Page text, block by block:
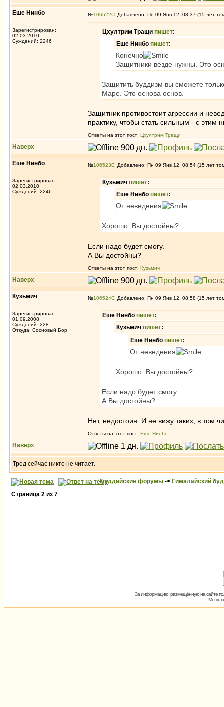
Еше Нинбо
Зарегистрирован:
02.03.2010
Суждений: 2246
№106522 Добавлено: Пн 09 Янв 12, 08:37 (15 лет
Цхултрим Тращи пишет:
Еше Нинбо пишет:
Конечно
Защитники везде нужны. Это
Защитить буддизм вы сможете
Маре. Это основа основ.
Защитник противостоит агрессии и
практику, чтобы стать сильным - с этим
Ответы на этот пост: Цхултрим Тращи
Наверх
Еше Нинбо
Зарегистрирован:
02.03.2010
Суждений: 2246
№106523 Добавлено: Пн 09 Янв 12, 08:54 (15 лет
Кузьмич пишет:
Еше Нинбо пишет:
От неведения
Хорошо. Вы достойны?
Если надо будет смогу.
А Вы достойны?
Ответы на этот пост: Кузьмич
Наверх
Кузьмич
Зарегистрирован:
01.09.2008
Суждений: 228
Откуда: Сосновый Бор
№106524 Добавлено: Пн 09 Янв 12, 08:58 (15 лет
Еше Нинбо пишет:
Кузьмич пишет:
Еше Нинбо пишет:
От неведения
Хорошо. Вы достойны?
Если надо будет смогу.
А Вы достойны?
Нет, недостоин. И не вижу таких, в том
Ответы на этот пост: Еше Нинбо
Наверх
Тред сейчас никто не читает.
Буддийские форумы -> Гималайский
Страница 2 из 7
За информацию, размещённую на сайте
Мощь